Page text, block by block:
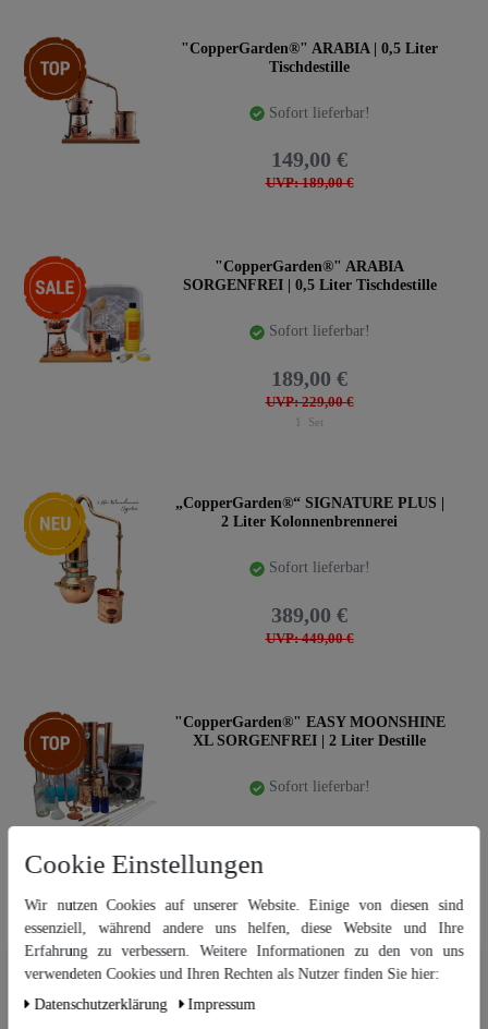
Top-Artikel
"CopperGarden®" ARABIA | 0,5 Liter
Tischdestille
Sofort lieferbar!
UVP: 189,00 €
149,00 €
-17%
"CopperGarden®" ARABIA
SORGENFREI | 0,5 Liter Tischdestille
Sofort lieferbar!
UVP: 229,00 €
189,00 €
1 Set
Neuheit
„CopperGarden®“ SIGNATURE PLUS |
2 Liter Kolonnenbrennerei
Sofort lieferbar!
UVP: 449,00 €
389,00 €
Top-Artikel
"CopperGarden®" EASY MOONSHINE
XL SORGENFREI | 2 Liter Destille
Sofort lieferbar!
679,00 €
Top-Artikel
"CopperGarden®" EASY MOONSHINE
XL PLUS | 2 Liter Destille
Wir nutzen Cookies auf unserer Website. Einige von diesen sind
zu verbessern. Weitere Informationen zu den von uns verwendeten
Cookie Einstellungen
Wir nutzen Cookies auf unserer Website. Einige von diesen sind
essenziell, während andere uns helfen, diese Website und Ihre
Erfahrung zu verbessern. Weitere Informationen zu den von uns
verwendeten Cookies und Ihren Rechten als Nutzer finden Sie hier:
Daten­schutz­erklärung
Impressum